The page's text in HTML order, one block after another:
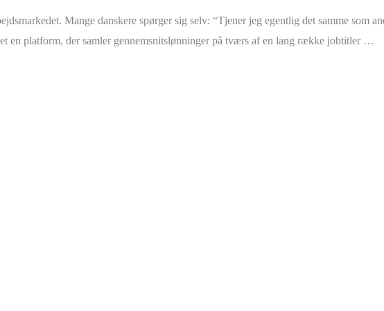
Mange danskere spørger sig selv: “Tjener jeg egentlig det samme
en platform, der samler gennemsnitslønninger på tværs af en lang række jobtitler …